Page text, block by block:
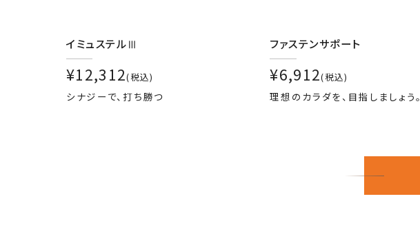
イミュステルⅢ
¥12,312(税込)
シナジーで、打ち勝つ
ファステンサポート
¥6,912(税込)
理想のカラダを、目指しましょう。